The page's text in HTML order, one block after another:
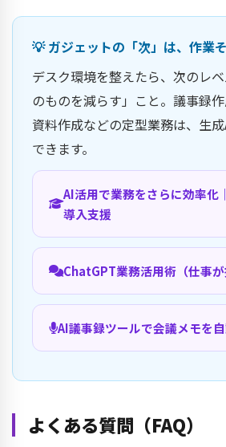
💡 ガジェットの「次」は、作業
デスク環境を整えたら、次のレ
のものを減らす」こと。議事録
資料作成などの定型業務は、生
できます。
AI活用で業務をさらに効率化
導入支援
ChatGPT業務活用術（仕事が
AI議事録ツールで会議メモを
よくある質問（FAQ）